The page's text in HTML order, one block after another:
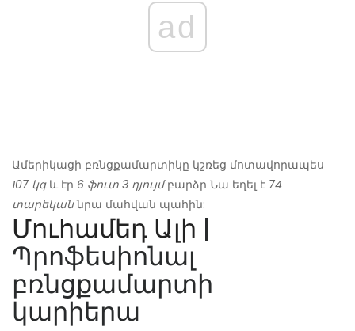
ad
Ամերիկացի բռնցքամարտիկը կշռեց մոտավորապես
107 կգև էր 6 ֆուտ 3 դյույմբարձր Նա եղել է 74
տարեկաննրա մահվան պահին:
Մուհամեդ Ալի |
Պրոֆեսիոնալ
բռնցքամարտի
կարիերա